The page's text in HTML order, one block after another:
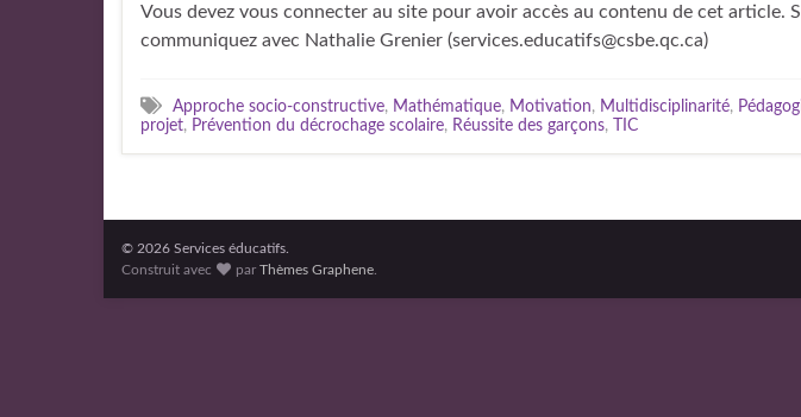
Vous devez vous connecter au site pour avoir accès au contenu de cet article.
communiquez avec Nathalie Grenier (services.educatifs@csbe.qc.ca)
Approche socio-constructive, Mathématique, Motivation, Multidisciplinarité,
projet, Prévention du décrochage scolaire, Réussite des garçons, TIC
© 2026 Services éducatifs.
Construit avec
parThèmes Graphene